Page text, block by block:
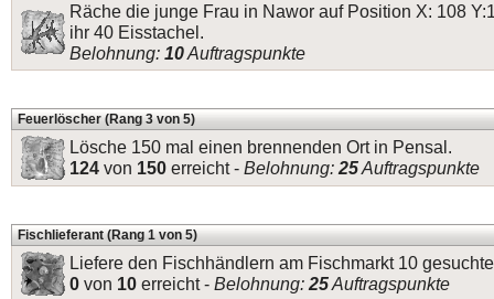
Räche die junge Frau in Nawor auf Position X: 108
ihr 40 Eisstachel.
Belohnung: 10Auftragspunkte
Feuerlöscher (Rang 3 von 5)
Lösche 150 mal einen brennenden Ort in Pensal.
124 von 150 erreicht - Belohnung: 25Auftragspunkte
Fischlieferant (Rang 1 von 5)
Liefere den Fischhändlern am Fischmarkt 10
0 von 10 erreicht - Belohnung: 25Auftragspunkte